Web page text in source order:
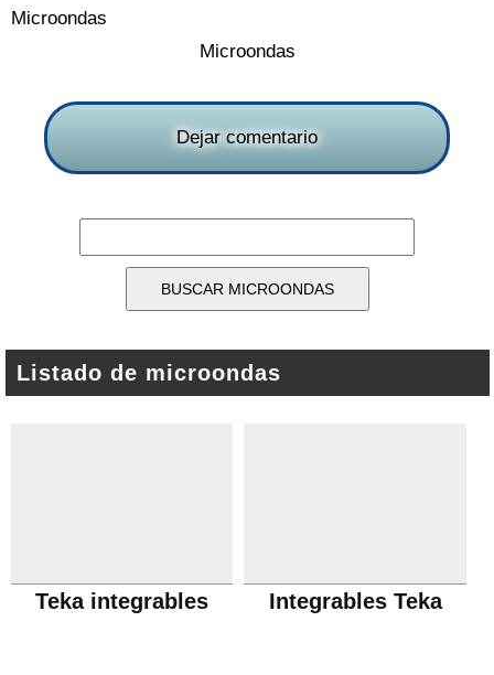
Microondas
Microondas
Dejar comentario
Listado de microondas
Teka integrables Integrables Teka